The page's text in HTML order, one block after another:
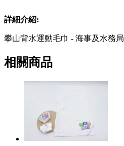
詳細介紹:
攀山背水運動毛巾 - 海事及水務局
相關商品